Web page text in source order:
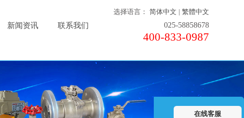
新闻资讯 联系我们
选择语言： 简体中文 繁體中文
025-58858678
400-833-0987
在线客服